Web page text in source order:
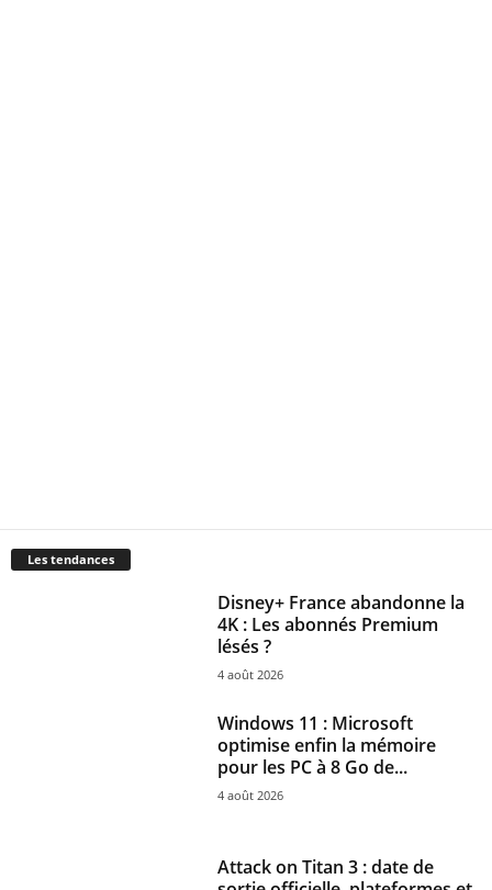
Les tendances
Disney+ France abandonne la
4K : Les abonnés Premium
lésés ?
4 août 2026
Windows 11 : Microsoft
optimise enfin la mémoire
pour les PC à 8 Go de...
4 août 2026
Attack on Titan 3 : date de